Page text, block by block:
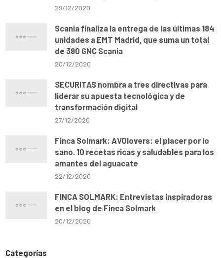
29/12/2020
Scania finaliza la entrega de las últimas 184
unidades a EMT Madrid, que suma un total
de 390 GNC Scania
20/12/2020
SECURITAS nombra a tres directivas para
liderar su apuesta tecnológica y de
transformación digital
27/12/2020
Finca Solmark: AVOlovers: el placer por lo
sano. 10 recetas ricas y saludables para los
amantes del aguacate
22/12/2020
FINCA SOLMARK: Entrevistas inspiradoras
en el blog de Finca Solmark
20/12/2020
Categorías